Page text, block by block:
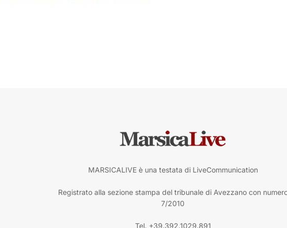
MARSICALIVE è una testata di LiveCommunication
Registrato alla sezione stampa del tribunale di Avezzano con
7/2010
Tel. +39.392.1029.891